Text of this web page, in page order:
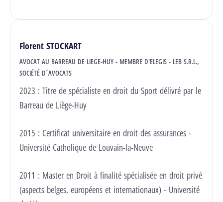
Florent STOCKART
AVOCAT AU BARREAU DE LIEGE-HUY - MEMBRE D'ELEGIS - LEB S.R.L.,
SOCIÉTÉ D´AVOCATS
2023 : Titre de spécialiste en droit du Sport délivré par le
Barreau de Liège-Huy
2015 : Certificat universitaire en droit des assurances -
Université Catholique de Louvain-la-Neuve
2011 : Master en Droit à finalité spécialisée en droit privé
(aspects belges, européens et internationaux) - Université